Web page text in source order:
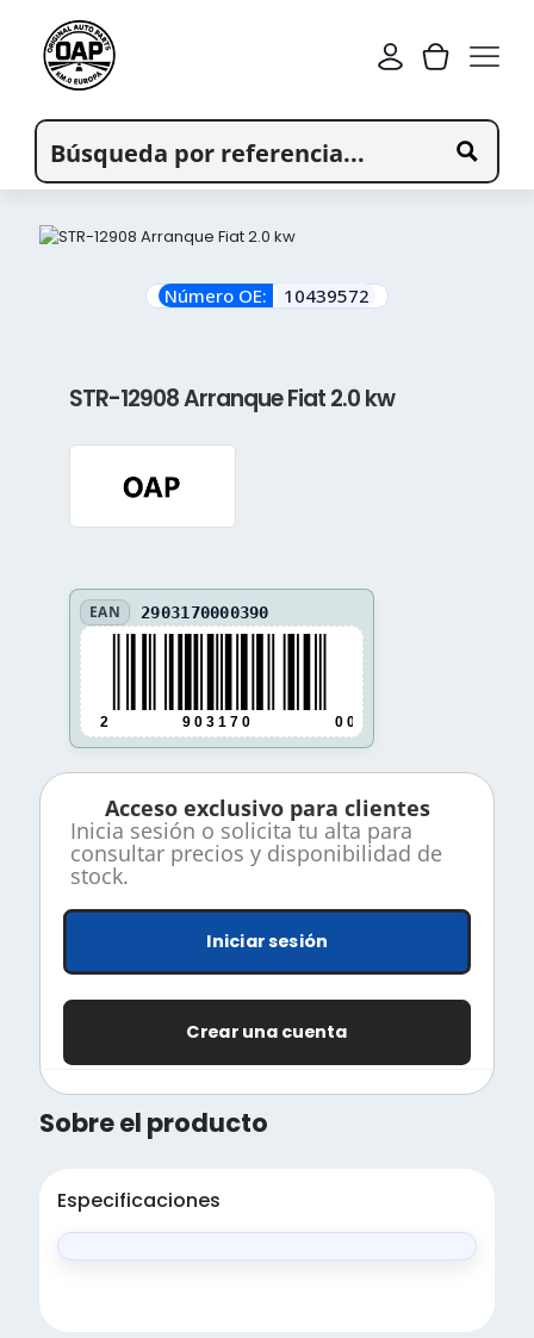
Número OE: 10439572
STR-12908 Arranque Fiat 2.0 kw
EAN 2903170000390
2 9 0 3 1 7 0 0 0 0 3 9 0
Acceso exclusivo para clientes
Inicia sesión o solicita tu alta para
consultar precios y disponibilidad de
stock.
Iniciar sesión
Crear una cuenta
Sobre el producto
Especificaciones